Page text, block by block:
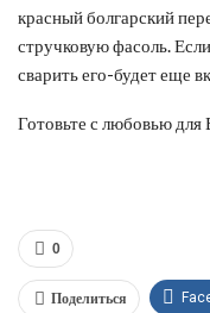
красный болгарский
стручковую фасоль.
сварить его-будет еще
Готовьте с любовью
0
Поделиться